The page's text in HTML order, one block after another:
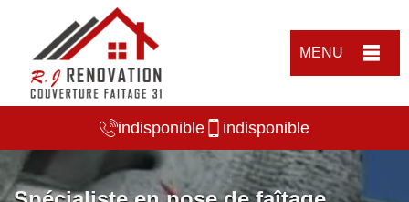
MENU
indisponible indisponible